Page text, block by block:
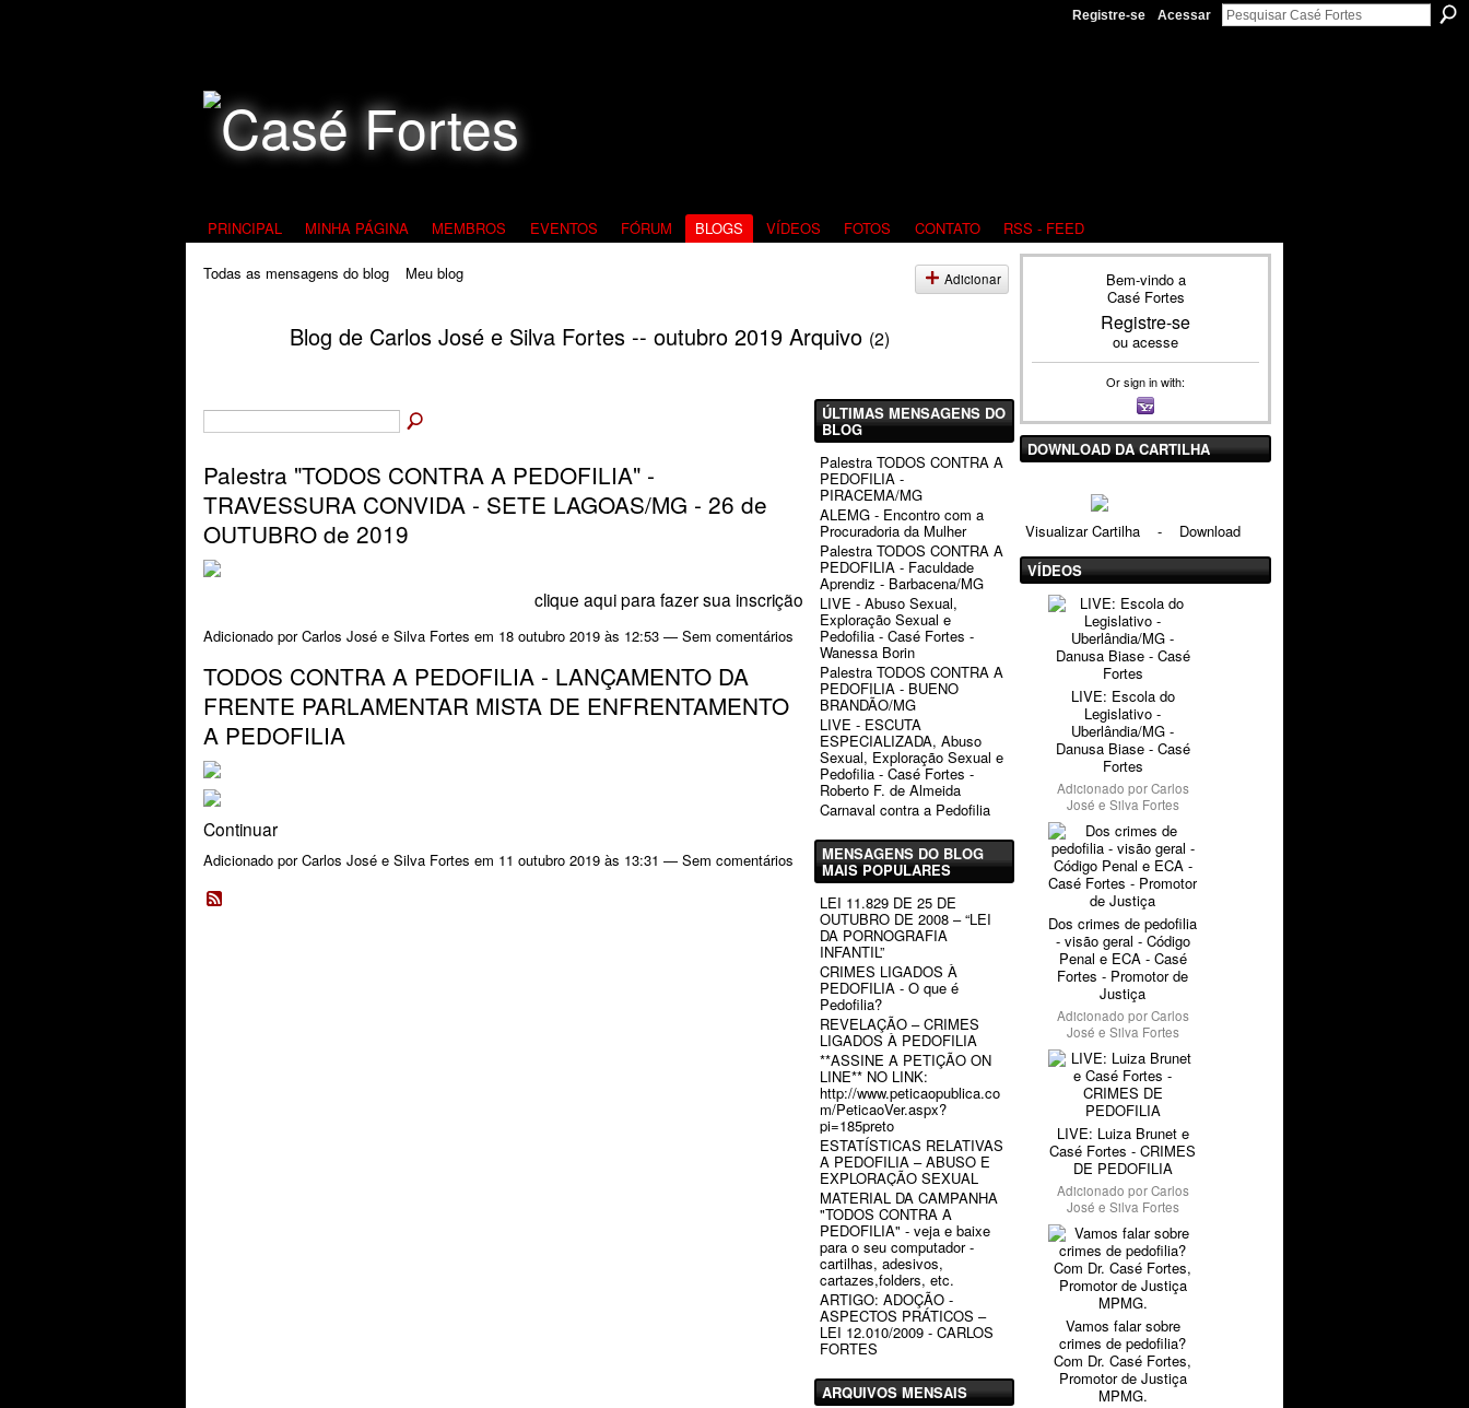
Registre-se Acessar
PRINCIPAL MINHA PÁGINA MEMBROS EVENTOS FÓRUM BLOGS VÍDEOS FOTOS CONTATO RSS - FEED
Todas as mensagens do blog Meu blog Adicionar
Blog de Carlos José e Silva Fortes -- outubro 2019 Arquivo (2)
Palestra "TODOS CONTRA A PEDOFILIA" -
TRAVESSURA CONVIDA - SETE LAGOAS/MG - 26 de
OUTUBRO de 2019
clique aqui para fazer sua inscrição
Adicionado porCarlos José e Silva Fortes em 18 outubro 2019 às 12:53 — Sem comentários
TODOS CONTRA A PEDOFILIA - LANÇAMENTO DA
FRENTE PARLAMENTAR MISTA DE ENFRENTAMENTO
A PEDOFILIA
Continuar
Adicionado porCarlos José e Silva Fortes em 11 outubro 2019 às 13:31 — Sem comentários
ÚLTIMAS MENSAGENS DO
BLOG
Palestra TODOS CONTRA A
PEDOFILIA -
PIRACEMA/MG
ALEMG - Encontro com a
Procuradoria da Mulher
Palestra TODOS CONTRA A
PEDOFILIA - Faculdade
Aprendiz - Barbacena/MG
LIVE - Abuso Sexual,
Exploração Sexual e
Pedofilia - Casé Fortes -
Wanessa Borin
Palestra TODOS CONTRA A
PEDOFILIA - BUENO
BRANDÃO/MG
LIVE - ESCUTA
ESPECIALIZADA, Abuso
Sexual, Exploração Sexual e
Pedofilia - Casé Fortes -
Roberto F. de Almeida
Carnaval contra a Pedofilia
MENSAGENS DO BLOG
MAIS POPULARES
LEI 11.829 DE 25 DE
OUTUBRO DE 2008 – “LEI
DA PORNOGRAFIA
INFANTIL”
CRIMES LIGADOS À
PEDOFILIA - O que é
Pedofilia?
REVELAÇÃO – CRIMES
LIGADOS À PEDOFILIA
**ASSINE A PETIÇÃO ON
LINE** NO LINK:
http://www.peticaopublica.co
m/PeticaoVer.aspx?
pi=185preto
ESTATÍSTICAS RELATIVAS
A PEDOFILIA – ABUSO E
EXPLORAÇÃO SEXUAL
MATERIAL DA CAMPANHA
"TODOS CONTRA A
PEDOFILIA" - veja e baixe
para o seu computador -
cartilhas, adesivos,
cartazes,folders, etc.
ARTIGO: ADOÇÃO -
ASPECTOS PRÁTICOS –
LEI 12.010/2009 - CARLOS
FORTES
ARQUIVOS MENSAIS
Bem-vindo a
Casé Fortes
Registre-se
ou acesse
Or sign in with:
DOWNLOAD DA CARTILHA
Visualizar Cartilha - Download
VÍDEOS
LIVE: Escola do
Legislativo -
Uberlândia/MG -
Danusa Biase - Casé
Fortes
Adicionado porCarlos
José e Silva Fortes
Dos crimes de pedofilia
- visão geral - Código
Penal e ECA - Casé
Fortes - Promotor de
Justiça
Adicionado porCarlos
José e Silva Fortes
LIVE: Luiza Brunet e
Casé Fortes - CRIMES
DE PEDOFILIA
Adicionado porCarlos
José e Silva Fortes
Vamos falar sobre
crimes de pedofilia?
Com Dr. Casé Fortes,
Promotor de Justiça
MPMG.